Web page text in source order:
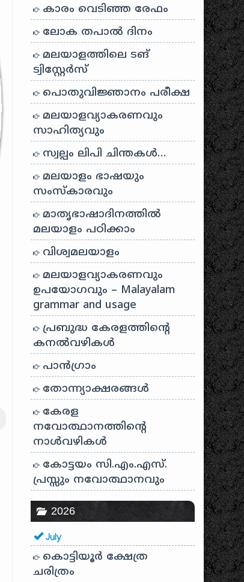
കാരം വെടിഞ്ഞ രേഫം
ലോക തപാൽ ദിനം
മലയാളത്തിലെ ടങ്
ട്വിസ്റ്റേർസ്
പൊതുവിജ്ഞാനം പരീക്ഷ
മലയാളവ്യാകരണവും
സാഹിത്യവും
സ്വല്പം ലിപി ചിന്തകൾ…
മലയാളം ഭാഷയും
സംസ്കാരവും
മാതൃഭാഷാദിനത്തിൽ
മലയാളം പഠിക്കാം
വിശ്വമലയാളം
മലയാളവ്യാകരണവും
ഉപയോഗവും – Malayalam
grammar and usage
പ്രബുദ്ധ കേരളത്തിന്റെ
കനൽവഴികൾ
പാന്‍ഗ്രാം
തോന്ന്യാക്ഷരങ്ങള്‍
കേരള
നവോത്ഥാനത്തിന്റെ
നാൾവഴികൾ
കോട്ടയം സി.എം.എസ്.
പ്രസ്സും നവോത്ഥാനവും
2026
July
കൊട്ടിയൂർ ക്ഷേത്ര
ചരിത്രം